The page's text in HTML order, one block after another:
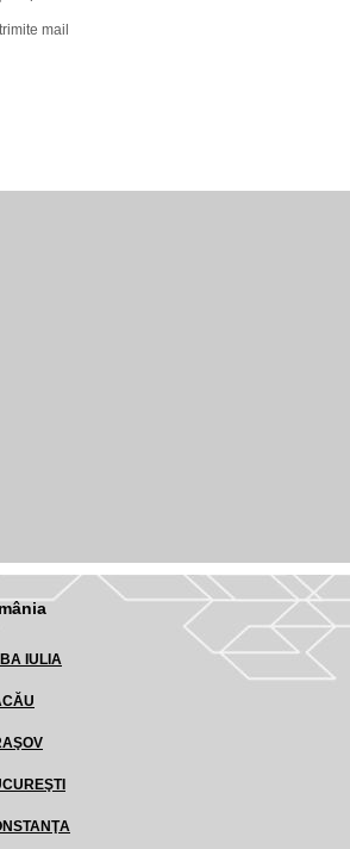
mail
IULIA